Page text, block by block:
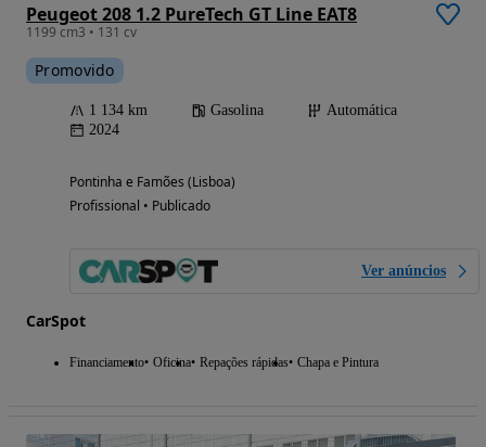
Peugeot 208 1.2 PureTech GT Line EAT8
1199 cm3 • 131 cv
Promovido
1 134 km Gasolina
Automática
2024
Pontinha e Famões (Lisboa)
Profissional • Publicado
Ver anúncios
CarSpot
Financiamento Oficina Repações rápidas Chapa e Pintura